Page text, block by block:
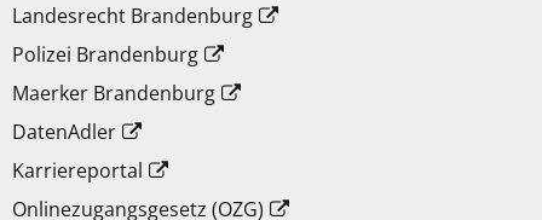
Landesrecht Brandenburg
Polizei Brandenburg
Maerker Brandenburg
DatenAdler
Karriereportal
Onlinezugangsgesetz (OZG)